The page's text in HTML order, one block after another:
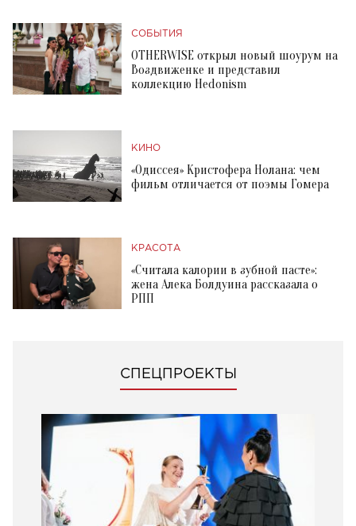
СОБЫТИЯ
OTHERWISE открыл новый шоурум на
Воздвиженке и представил
коллекцию Hedonism
КИНО
«Одиссея» Кристофера Нолана: чем
фильм отличается от поэмы Гомера
КРАСОТА
«Считала калории в зубной пасте»:
жена Алека Болдуина рассказала о
РПП
СПЕЦПРОЕКТЫ